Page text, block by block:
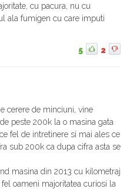
cu pacura, nu cu
ala fumigen cu care imputi
5 2
cerere de minciuni, vine
peste 200k la o masina gata
fel de intretinere si mai ales ce
sub 200k ca dupa cifra asta se
masina din 2013 cu kilometraj
oameni majoritatea curiosi la